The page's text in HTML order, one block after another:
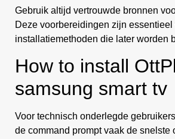
Gebruik altijd vertrouwde bronnen
Deze voorbereidingen zijn
installatiemethoden die later worden
How to install
samsung smart tv
Voor technisch onderlegde
de command prompt vaak de snelste